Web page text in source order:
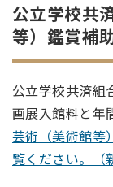
公立学校共
等）鑑賞補
公立学校共済組
画展入館料と年
芸術（美術館等
覧ください。（